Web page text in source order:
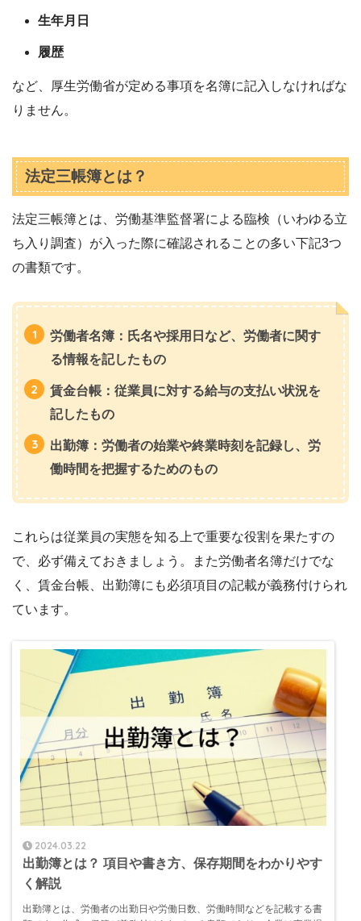
生年月日
履歴
など、厚生労働省が定める事項を名簿に記入しなければな
りません。
法定三帳簿とは？
法定三帳簿とは、労働基準監督署による臨検（いわゆる立
ち入り調査）が入った際に確認されることの多い下記3つ
の書類です。
労働者名簿： 氏名や採用日など、労働者に関す
る情報を記したもの
賃金台帳： 従業員に対する給与の支払い状況を
記したもの
出勤簿： 労働者の始業や終業時刻を記録し、労
働時間を把握するためのもの
これらは従業員の実態を知る上で重要な役割を果たすの
で、必ず備えておきましょう。また労働者名簿だけでな
く、賃金台帳、出勤簿にも必須項目の記載が義務付けられ
ています。
2024.03.22
出勤簿とは？ 項目や書き方、保存期間をわかりやす
く解説
出勤簿とは、労働者の出勤日や労働日数、労働時間などを記載する書